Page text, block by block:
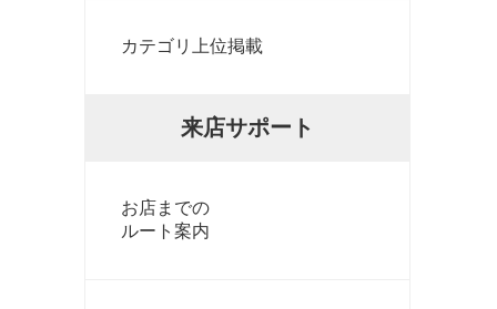
カテゴリ上位掲載
来店サポート
お店までの
ルート案内